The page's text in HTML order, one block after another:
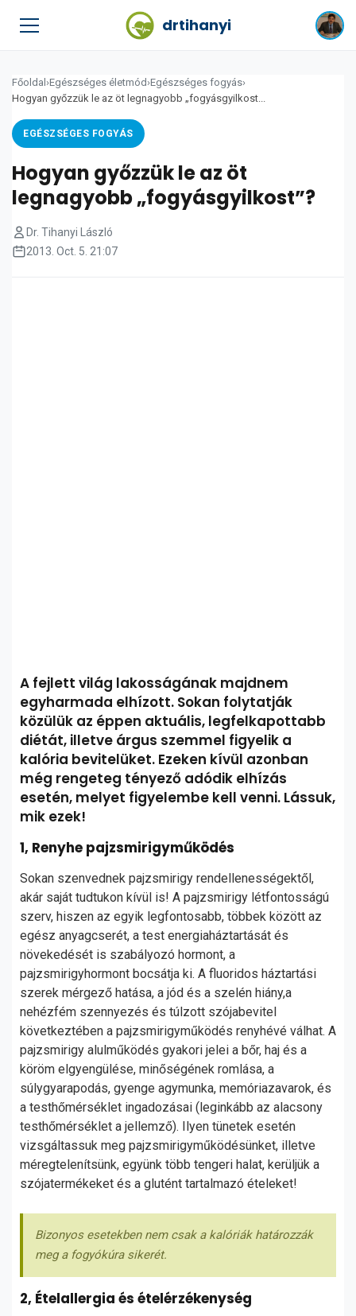
drtihanyi
Főoldal ›Egészséges életmód ›Egészséges fogyás›
Hogyan győzzük le az öt legnagyobb „fogyásgyilkost...
EGÉSZSÉGES FOGYÁS
Hogyan győzzük le az öt
legnagyobb „fogyásgyilkost”?
Dr. Tihanyi László
2013. Oct. 5. 21:07
A fejlett világ lakosságának majdnem
egyharmada elhízott. Sokan folytatják
közülük az éppen aktuális, legfelkapottabb
diétát, illetve árgus szemmel figyelik a
kalória bevitelüket. Ezeken kívül azonban
még rengeteg tényező adódik elhízás
esetén, melyet figyelembe kell venni. Lássuk,
mik ezek!
1, Renyhe pajzsmirigyműködés
Sokan szenvednek pajzsmirigy rendellenességektől,
akár saját tudtukon kívül is! A pajzsmirigy létfontosságú
szerv, hiszen az egyik legfontosabb, többek között az
egész anyagcserét, a test energiaháztartását és
növekedését is szabályozó hormont, a
pajzsmirigyhormont bocsátja ki. A fluoridos háztartási
szerek mérgező hatása, a jód és a szelén hiány,a
nehézfém szennyezés és túlzott szójabevitel
következtében a pajzsmirigyműködés renyhévé válhat. A
pajzsmirigy alulműködés gyakori jelei a bőr, haj és a
köröm elgyengülése, minőségének romlása, a
súlygyarapodás, gyenge agymunka, memóriazavarok, és
a testhőmérséklet ingadozásai (leginkább az alacsony
testhőmérséklet a jellemző). Ilyen tünetek esetén
vizsgáltassuk meg pajzsmirigyműködésünket, illetve
méregtelenítsünk, együnk több tengeri halat, kerüljük a
szójatermékeket és a glutént tartalmazó ételeket!
Bizonyos esetekben nem csak a kalóriák határozzák
meg a fogyókúra sikerét.
2, Ételallergia és ételérzékenység